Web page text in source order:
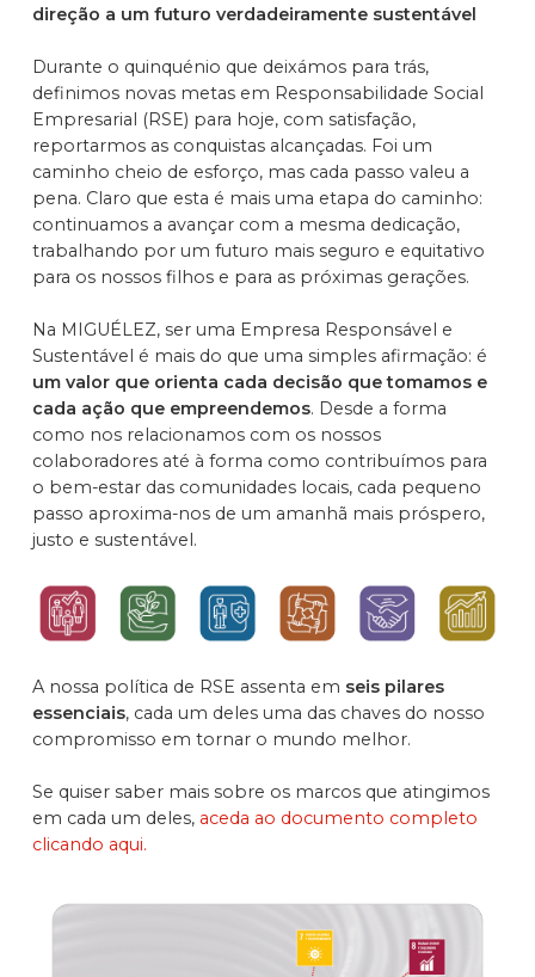
direção a um futuro verdadeiramente sustentável
Durante o quinquénio que deixámos para trás,
definimos novas metas em Responsabilidade Social
Empresarial (RSE) para hoje, com satisfação,
reportarmos as conquistas alcançadas. Foi um
caminho cheio de esforço, mas cada passo valeu a
pena. Claro que esta é mais uma etapa do caminho:
continuamos a avançar com a mesma dedicação,
trabalhando por um futuro mais seguro e equitativo
para os nossos filhos e para as próximas gerações.
Na MIGUÉLEZ, ser uma Empresa Responsável e
Sustentável é mais do que uma simples afirmação: é
um valor que orienta cada decisão que tomamos e
cada ação que empreendemos. Desde a forma
como nos relacionamos com os nossos
colaboradores até à forma como contribuímos para
o bem-estar das comunidades locais, cada pequeno
passo aproxima-nos de um amanhã mais próspero,
justo e sustentável.
A nossa política de RSE assenta em seis pilares
essenciais, cada um deles uma das chaves do nosso
compromisso em tornar o mundo melhor.
Se quiser saber mais sobre os marcos que atingimos
em cada um deles, aceda ao documento completo
clicando aqui.